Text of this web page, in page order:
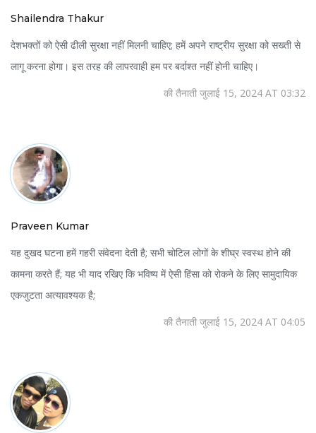
Shailendra Thakur
देशभक्तों को ऐसी ढीली सुरक्षा नहीं मिलनी चाहिए; हमें अपने राष्ट्रीय सुरक्षा को सख्ती से
लागू करना होगा। इस तरह की लापरवाही हम पर बर्दाश्त नहीं होनी चाहिए।
की तैनाती जुलाई 15, 2024 AT 03:32
Praveen Kumar
यह दुखद घटना हमें गहरी संवेदना देती है; सभी चोटिल लोगों के शीघ्र स्वस्थ होने की
कामना करते हैं; यह भी याद रखिए कि भविष्य में ऐसी हिंसा को रोकने के लिए सामुदायिक
एकजुटता अत्यावश्यक है;
की तैनाती जुलाई 15, 2024 AT 04:05